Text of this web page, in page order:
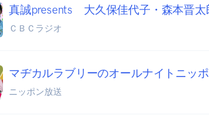
真誠presents 大久保佳代子・森本晋太
ＣＢＣラジオ
マヂカルラブリーのオールナイトニッ
ニッポン放送